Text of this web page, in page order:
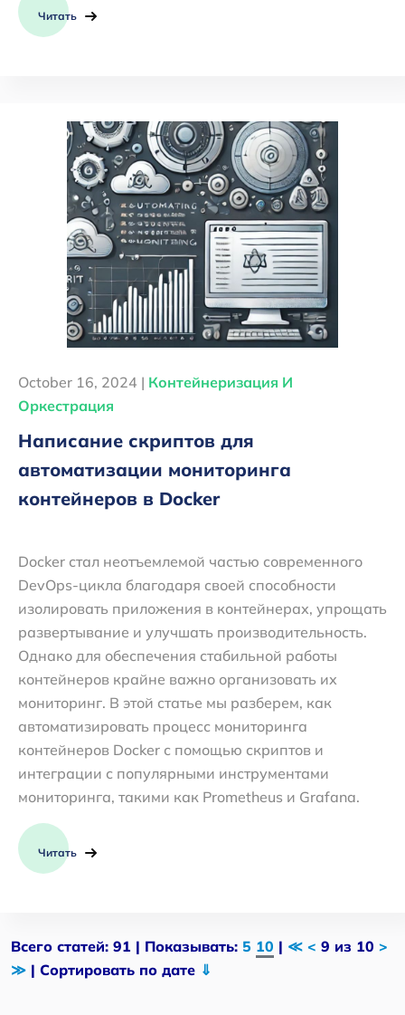
Читать
October 16, 2024 | Контейнеризация И
Оркестрация
Написание скриптов для
автоматизации мониторинга
контейнеров в Docker
Docker стал неотъемлемой частью современного
DevOps-цикла благодаря своей способности
изолировать приложения в контейнерах, упрощать
развертывание и улучшать производительность.
Однако для обеспечения стабильной работы
контейнеров крайне важно организовать их
мониторинг. В этой статье мы разберем, как
автоматизировать процесс мониторинга
контейнеров Docker с помощью скриптов и
интеграции с популярными инструментами
мониторинга, такими как Prometheus и Grafana.
Читать
Всего статей: 91 | Показывать: 5 10 | ≪ < 9 из 10 >
≫ | Сортировать по дате ⇓